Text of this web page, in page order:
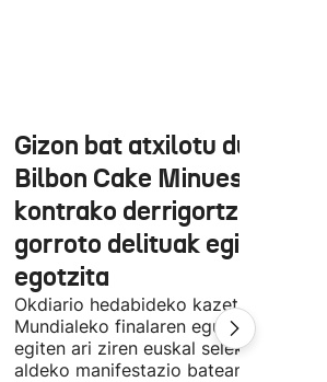
Gizon bat atxilotu dute,
Bilbon Cake Minuesaren
kontrako derrigortze eta
gorroto delituak egitea
egotzita
Okdiario hedabideko kazetaria
Mundialeko finalaren egunean Bilbon
egiten ari ziren euskal selekzioaren
aldeko manifestazio batean zegoen.